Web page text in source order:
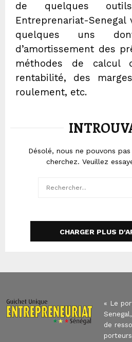
de quelques
Entreprenariat-
quelques uns
d’amortissement des
méthodes de
rentabilité, des
roulement, etc.
Désolé, nous ne pouvons
cherchez. Veuillez
CHARGER PLUS
« Le
de